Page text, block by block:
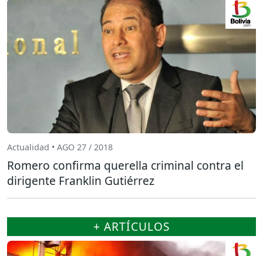
Actualidad • AGO 27 / 2018
Romero confirma querella criminal contra el
dirigente Franklin Gutiérrez
+ ARTÍCULOS